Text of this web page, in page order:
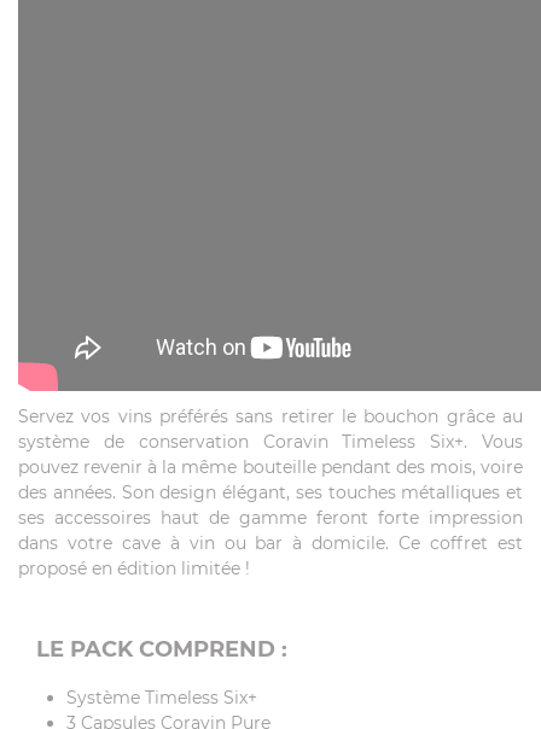
Servez vos vins préférés sans retirer le bouchon grâce au
système de conservation Coravin Timeless Six+. Vous
pouvez revenir à la même bouteille pendant des mois, voire
des années. Son design élégant, ses touches métalliques et
ses accessoires haut de gamme feront forte impression
dans votre cave à vin ou bar à domicile. Ce coffret est
proposé en édition limitée !
LE PACK COMPREND :
Système Timeless Six+
3 Capsules Coravin Pure